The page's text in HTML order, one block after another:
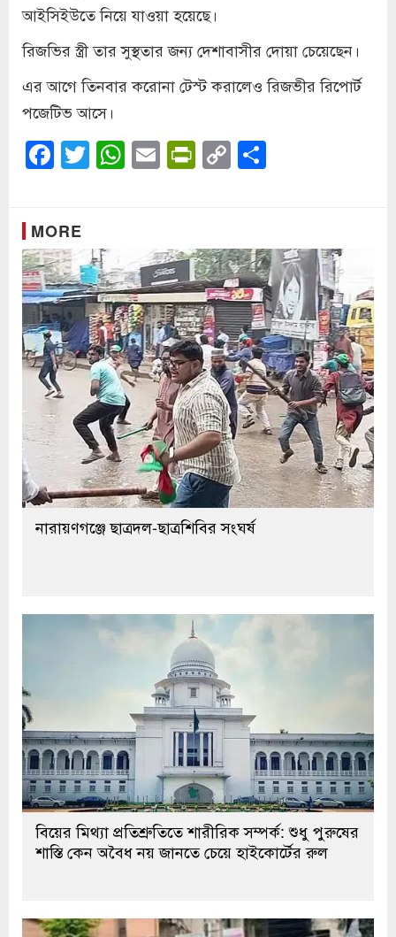
আইসিইউতে নিয়ে যাওয়া হয়েছে।
রিজভির স্ত্রী তার সুস্থতার জন্য দেশাবাসীর দোয়া চেয়েছেন।
এর আগে তিনবার করোনা টেস্ট করালেও রিজভীর রিপোর্ট
পজেটিভ আসে।
Facebook
Twitter
WhatsApp
EmailPrintFriendly
Copy
Link
MORE
নারায়ণগঞ্জে ছাত্রদল-ছাত্রশিবির সংঘর্ষ
বিয়ের মিথ্যা প্রতিশ্রুতিতে শারীরিক সম্পর্ক: শুধু পুরুষের
শাস্তি কেন অবৈধ নয় জানতে চেয়ে হাইকোর্টের রুল